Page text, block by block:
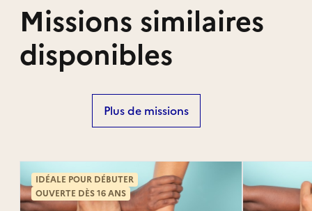
Missions similaires
disponibles
Plus de missions
IDÉALE POUR DÉBUTER
OUVERTE DÈS 16 ANS